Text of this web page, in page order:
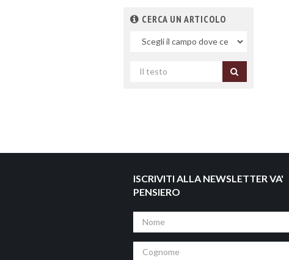
CERCA UN ARTICOLO
Nel
Cerca
ISCRIVITI ALLA NEWSLETTER VA'
PENSIERO
Nome
Cognome